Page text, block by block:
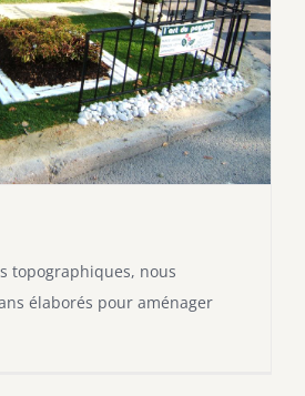
topographiques, nous
élaborés pour aménager